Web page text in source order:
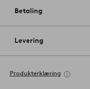
Betaling
Levering
Produkterklæring